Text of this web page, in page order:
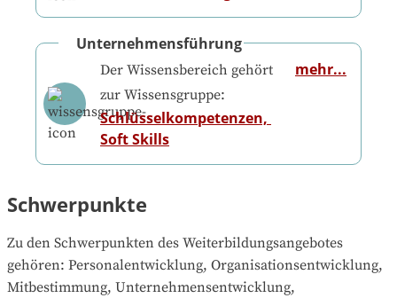
Unternehmensführung
Der Wissensbereich gehört
zur Wissensgruppe:
Schlüsselkompetenzen,
Soft Skills
mehr...
Schwerpunkte
Zu den Schwerpunkten des Weiterbildungsangebotes
gehören: Personalentwicklung, Organisationsentwicklung,
Mitbestimmung, Unternehmensentwicklung,